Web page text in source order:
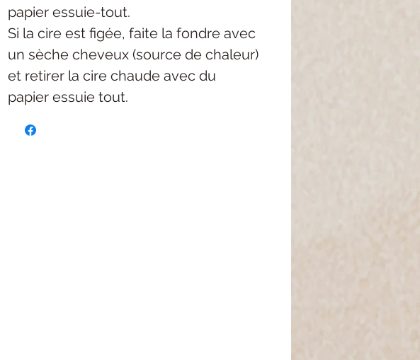
papier essuie-tout.
Si la cire est figée, faite la fondre avec
un sèche cheveux (source de chaleur)
et retirer la cire chaude avec du
papier essuie tout.